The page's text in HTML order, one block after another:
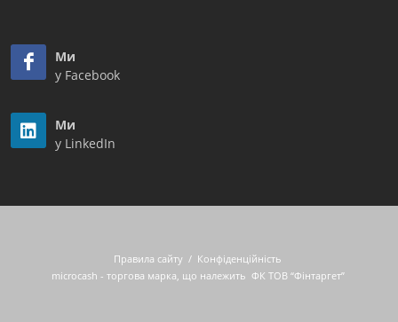
Ми
у Facebook
Ми
у LinkedIn
Правила сайту / Конфіденційність
microcash - торгова марка, що належить ФК ТОВ “Фінтаргет”